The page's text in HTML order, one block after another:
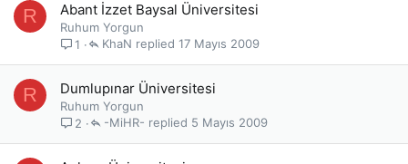
R Abant İzzet Baysal Üniversitesi
Ruhum Yorgun
1
17 Mayıs 2009
KhaN
R Dumlupınar Üniversitesi
Ruhum Yorgun
2
5 Mayıs 2009
-MiHR-